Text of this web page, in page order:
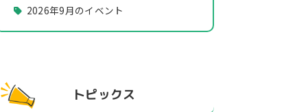
2026年9月のイベント
トピックス